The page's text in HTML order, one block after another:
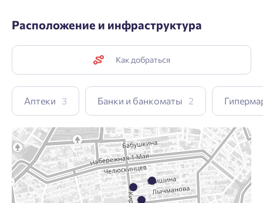
Расположение и инфраструктура
Как добраться
Аптеки 3 Банки и банкоматы 2